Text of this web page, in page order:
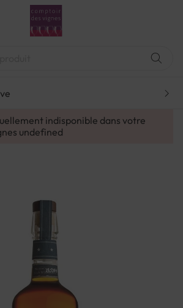
indisponible dans votre
undefined